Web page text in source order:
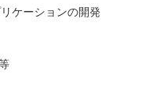
ケーションの開発